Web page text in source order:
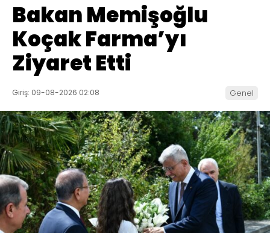
Bakan Memişoğlu
Koçak Farma’yı
Ziyaret Etti
Giriş: 09-08-2026 02:08 Genel